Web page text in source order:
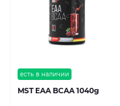
есть в наличии
MST EAA BCAA 1040g